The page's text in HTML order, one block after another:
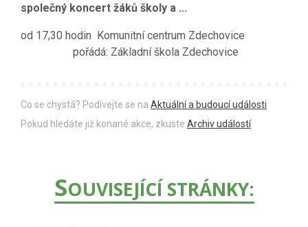
společný koncert žáků školy a ...
od 17,30 hodin Komunitní centrum Zdechovice
pořádá: Základní škola Zdechovice
Co se chystá? Podívejte se na Aktuální a budoucí události
Pokud hledáte již konané akce, zkuste Archiv událostí
SOUVISEJÍCÍ STRÁNKY: